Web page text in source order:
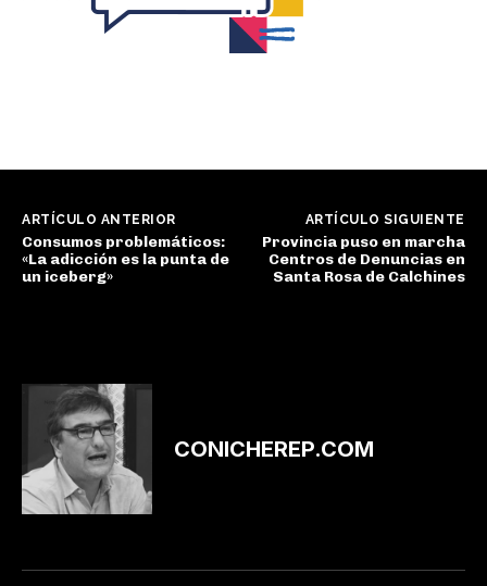
ARTÍCULO ANTERIOR
Consumos problemáticos:
«La adicción es la punta de
un iceberg»
ARTÍCULO SIGUIENTE
Provincia puso en marcha
Centros de Denuncias en
Santa Rosa de Calchines
CONICHEREP.COM